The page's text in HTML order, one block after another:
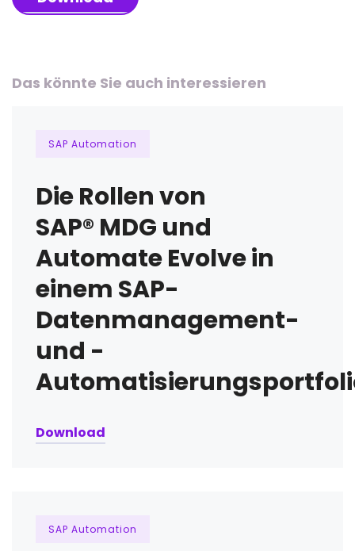
Das könnte Sie auch interessieren
SAP Automation
Die Rollen von
SAP® MDG und
Automate Evolve in
einem SAP-
Datenmanagement-
und -
Download
SAP Automation